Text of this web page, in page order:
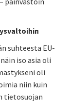
suhteesta EU-
iso asia oli
oli
niin kuin
tietosuojan